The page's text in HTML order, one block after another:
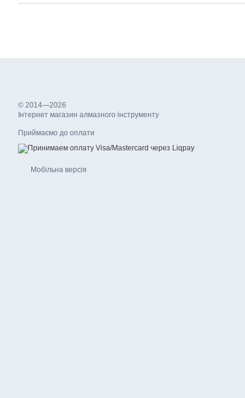
© 2014—2026
Інтернет магазин алмазного інструменту
Приймаємо до оплати
Мобільна версія